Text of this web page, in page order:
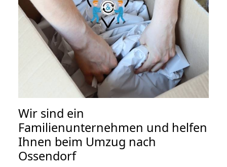
Wir sind ein
Familienunternehmen und helfen
Ihnen beim Umzug nach
Ossendorf